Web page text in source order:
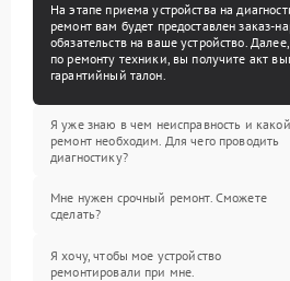
На этапе приема устройства на
ремонт вам будет предоставлен заказ-
обязательств на ваше устройство.
по ремонту техники, вы получите акт
гарантийный талон.
Я уже знаю в чем неисправность и какой
ремонт необходим. Для чего проводить
диагностику?
Мне нужен срочный ремонт. Сможете
сделать?
Я хочу, чтобы мое устройство
ремонтировали при мне.